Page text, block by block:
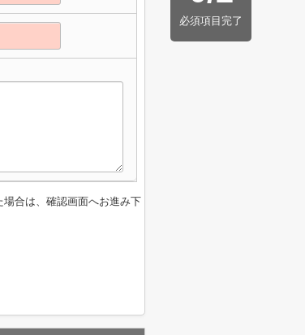
必須項目完了
合は、確認画面へお進み下